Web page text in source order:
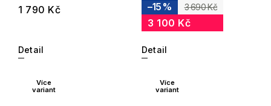
1 790 Kč
Detail
3 690 Kč
–15 %
3 100 Kč
Detail
Více
variant
Více
variant